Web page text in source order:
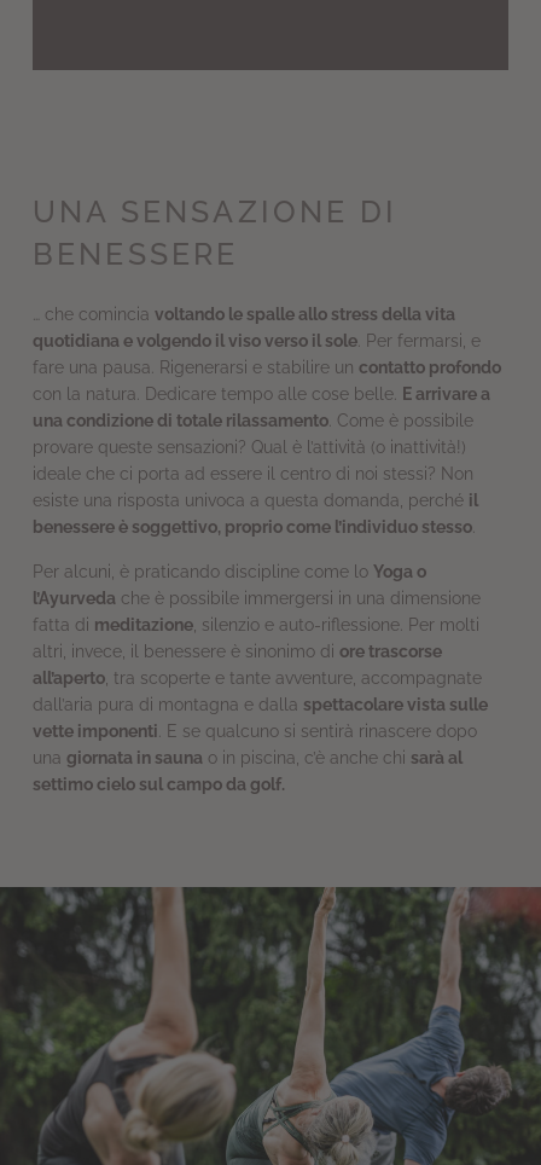
UNA SENSAZIONE DI
BENESSERE
… che comincia voltando le spalle allo stress della vita
quotidiana e volgendo il viso verso il sole. Per fermarsi, e
fare una pausa. Rigenerarsi e stabilire un contatto profondo
con la natura. Dedicare tempo alle cose belle.
E arrivare a
una condizione di totale rilassamento. Come è possibile
provare queste sensazioni? Qual è l’attività (o inattività!)
ideale che ci porta ad essere il centro di noi stessi? Non
esiste una risposta univoca a questa domanda, perché il
benessere è soggettivo, proprio come l’individuo stesso.
Per alcuni, è praticando discipline come lo Yoga o
l’Ayurveda che è possibile immergersi in una dimensione
fatta di meditazione, silenzio e auto-riflessione. Per molti
altri, invece, il benessere è sinonimo di ore trascorse
all’aperto, tra scoperte e tante avventure, accompagnate
dall’aria pura di montagna e dalla spettacolare vista sulle
vette imponenti . E se qualcuno si sentirà rinascere dopo
una giornata in sauna o in piscina, c’è anche chi sarà al
settimo cielo sul campo da golf.